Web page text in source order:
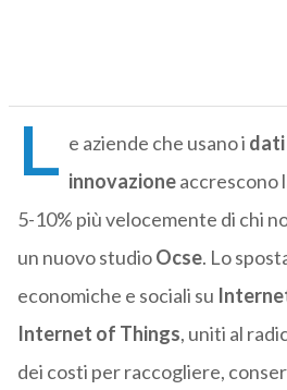
L e aziende che usano i dati
innovazioneaccrescono
5-10% più velocemente di chi
un nuovo studioOcse. Lo
economiche e sociali su
Internet of Things, uniti al
dei costi per raccogliere,